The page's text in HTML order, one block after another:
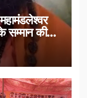
सम्मान की